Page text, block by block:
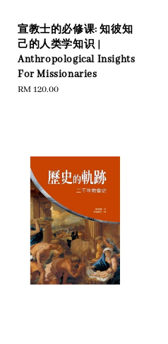
宣教士的必修课: 知彼知
己的人类学知识 |
Anthropological Insights
For Missionaries
Regular
RM 120.00